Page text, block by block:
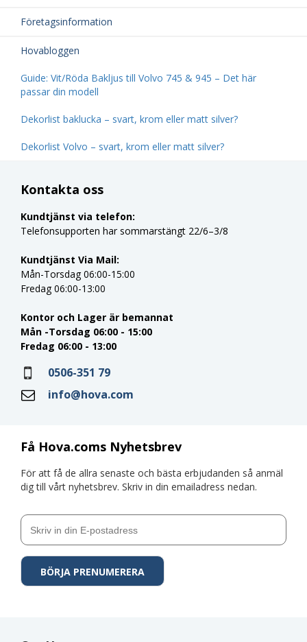
Företagsinformation
Hovabloggen
Guide: Vit/Röda Bakljus till Volvo 745 & 945 – Det här
passar din modell
Dekorlist baklucka – svart, krom eller matt silver?
Dekorlist Volvo – svart, krom eller matt silver?
Få Hova.coms Nyhetsbrev
För att få de allra senaste och bästa erbjudanden så anmäl
dig till vårt nyhetsbrev. Skriv in din emailadress nedan.
Kontakta oss
Kundtjänst via telefon:
Telefonsupporten har sommarstängt 22/6–3/8
Kundtjänst Via Mail:
Mån-Torsdag 06:00-15:00
Fredag 06:00-13:00
Kontor och Lager är bemannat
Mån -Torsdag 06:00 - 15:00
Fredag 06:00 - 13:00
0506-351 79
info@hova.com